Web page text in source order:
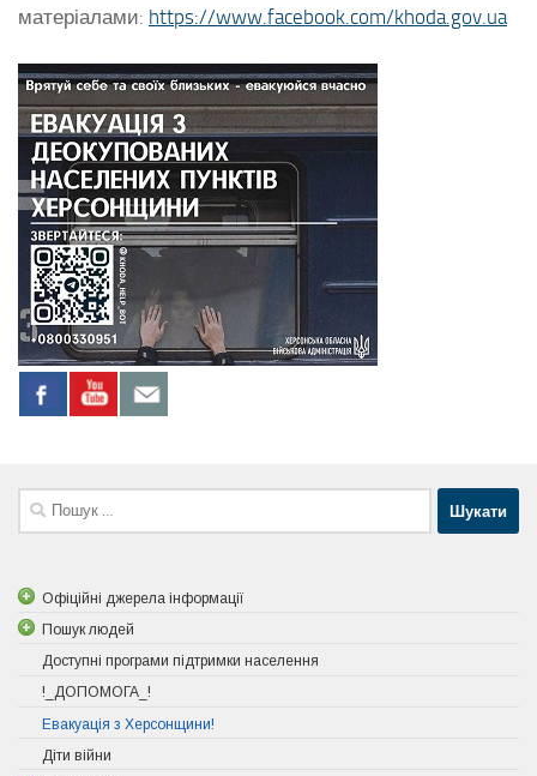
матеріалами: https://www.facebook.com/khoda.gov.ua
Пошук:
Офіційні джерела інформації
Пошук людей
Доступні програми підтримки населення
!_ДОПОМОГА_!
Евакуація з Херсонщини!
Діти війни